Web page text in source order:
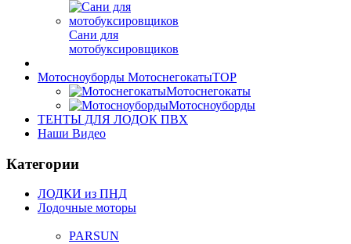
Сани для
мотобуксировщиков
Мотосноуборды МотоснегокатыTOP
Мотоснегокаты
Мотосноуборды
ТЕНТЫ ДЛЯ ЛОДОК ПВХ
Наши Видео
Категории
ЛОДКИ из ПНД
Лодочные моторы
PARSUN